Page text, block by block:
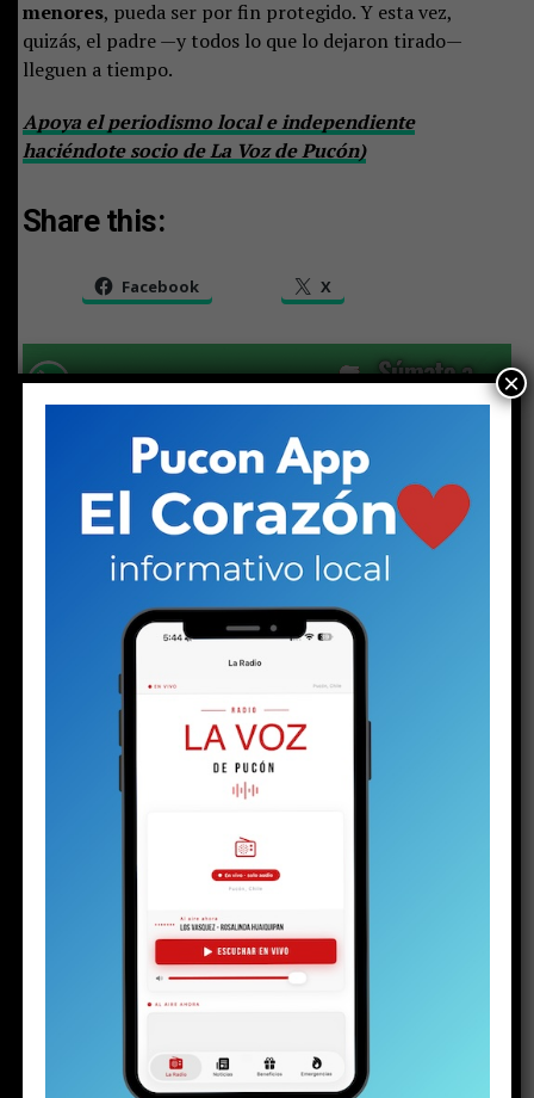
menores, pueda ser por fin protegido. Y esta vez,
quizás, el padre —y todos lo que lo dejaron tirado—
lleguen a tiempo.
Apoya el periodismo local e independiente
haciéndote socio de La Voz de Pucón)
Share this:
Facebook X
RELATED TOPICS: ADOLESCENTE DESTACADO
HISTORIA
PUCON
Plan de Descontaminación del Lago Villarrica sería
publicado la próxima semana o en los próximos diez días
ESTO PODRÍA GUSTARTE
PuconApp completa su despliegue y ya está
disponible en Android
Plan de Descontaminación del Lago Villarrica
sería publicado la próxima semana o en los
próximos diez días
Los detalles inéditos del sumario por Caso
financiero del alcalde dicen que las
remuneraciones fueron pactadas con el jefe
comunal
×